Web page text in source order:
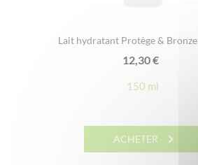
Lait hydratant Protège & Bronze
12,30€
150 ml
ACHETER